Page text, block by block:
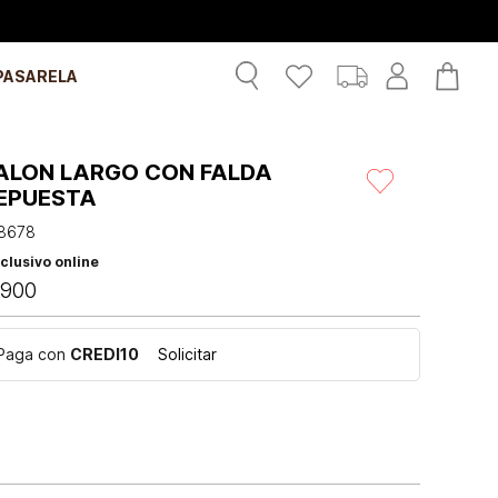
LARGO CON FALDA
online
900
con CREDI10 Solicitar